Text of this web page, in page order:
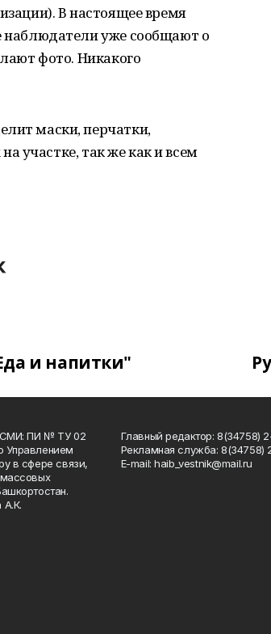
В настоящее время
наблюдатели уже сообщают о
фото. Никакого
маски, перчатки,
участке, так же как и всем
и напитки"
СМИ: ПИ № ТУ 02
Управлением
в сфере связи,
А.К.
Главный редактор: 8(34758)
Рекламная служба: 8(34758)
Е-mаil: haib_vestnik@mail.ru